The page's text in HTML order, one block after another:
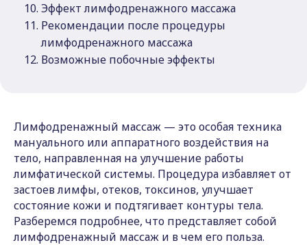
Эффект лимфодренажного массажа
Рекомендации после процедуры
лимфодренажного массажа
Возможные побочные эффекты
Лимфодренажный массаж — это особая техника
мануального или аппаратного воздействия на
тело, направленная на улучшение работы
лимфатической системы. Процедура избавляет от
застоев лимфы, отеков, токсинов, улучшает
состояние кожи и подтягивает контуры тела.
Разберемся подробнее, что представляет собой
лимфодренажный массаж и в чем его польза.